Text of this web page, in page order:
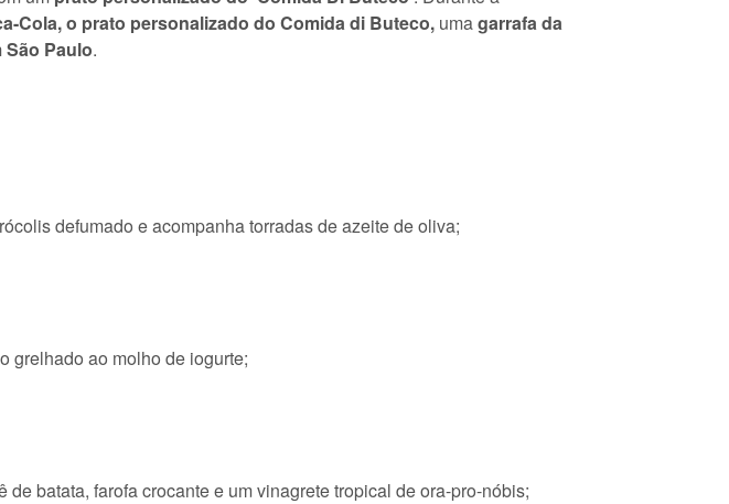
Cola, o prato personalizado do Comida di Buteco, umagarrafa da
Paulo.
defumado e acompanha torradas de azeite de oliva;
grelhado ao molho de iogurte;
batata, farofa crocante e um vinagrete tropical de ora-pro-nóbis;